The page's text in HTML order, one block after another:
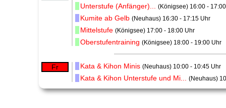
Unterstufe (Anfänger)... (Königsee) 16:00 -
Kumite ab Gelb (Neuhaus) 16:30 - 17:15 Uhr
Mittelstufe (Königsee) 17:00 - 18:00 Uhr
Oberstufentraining (Königsee) 18:00 - 19:00 Uhr
Fr Kata & Kihon Minis (Neuhaus) 10:00 - 10:45 Uhr
Kata & Kihon Unterstufe und Mi... (Neuhaus)